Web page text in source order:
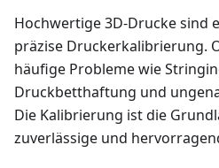
Hochwertige 3D-Drucke sind
präzise Druckerkalibrierung.
häufige Probleme wie
Druckbetthaftung und
Die Kalibrierung ist die
zuverlässige und